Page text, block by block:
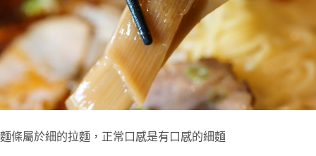
麵條屬於細的拉麵，正常口感是有口感的細麵